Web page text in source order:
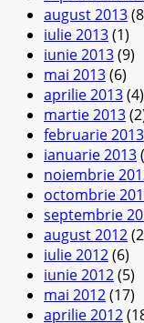
august 2013
iulie 2013(1)
iunie 2013(9)
mai 2013(6)
aprilie 2013(4)
martie 2013
februarie 2013
ianuarie 2013
noiembrie
octombrie
septembrie
august 2012
iulie 2012(6)
iunie 2012(5)
mai 2012(17)
aprilie 2012